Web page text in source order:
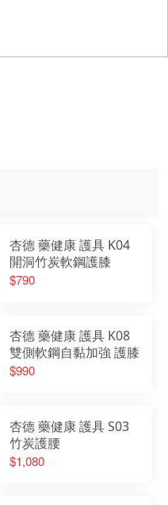
杏德 藥健康 護具 K04
開洞竹炭軟鋼護膝
$790
杏德 藥健康 護具 K08
雙側軟鋼自黏加強 護膝
$990
杏德 藥健康 護具 S03
竹炭護腰
$1,080